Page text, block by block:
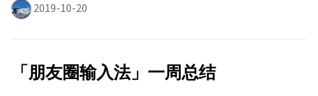
2019-10-20
「朋友圈输入法」一周总结